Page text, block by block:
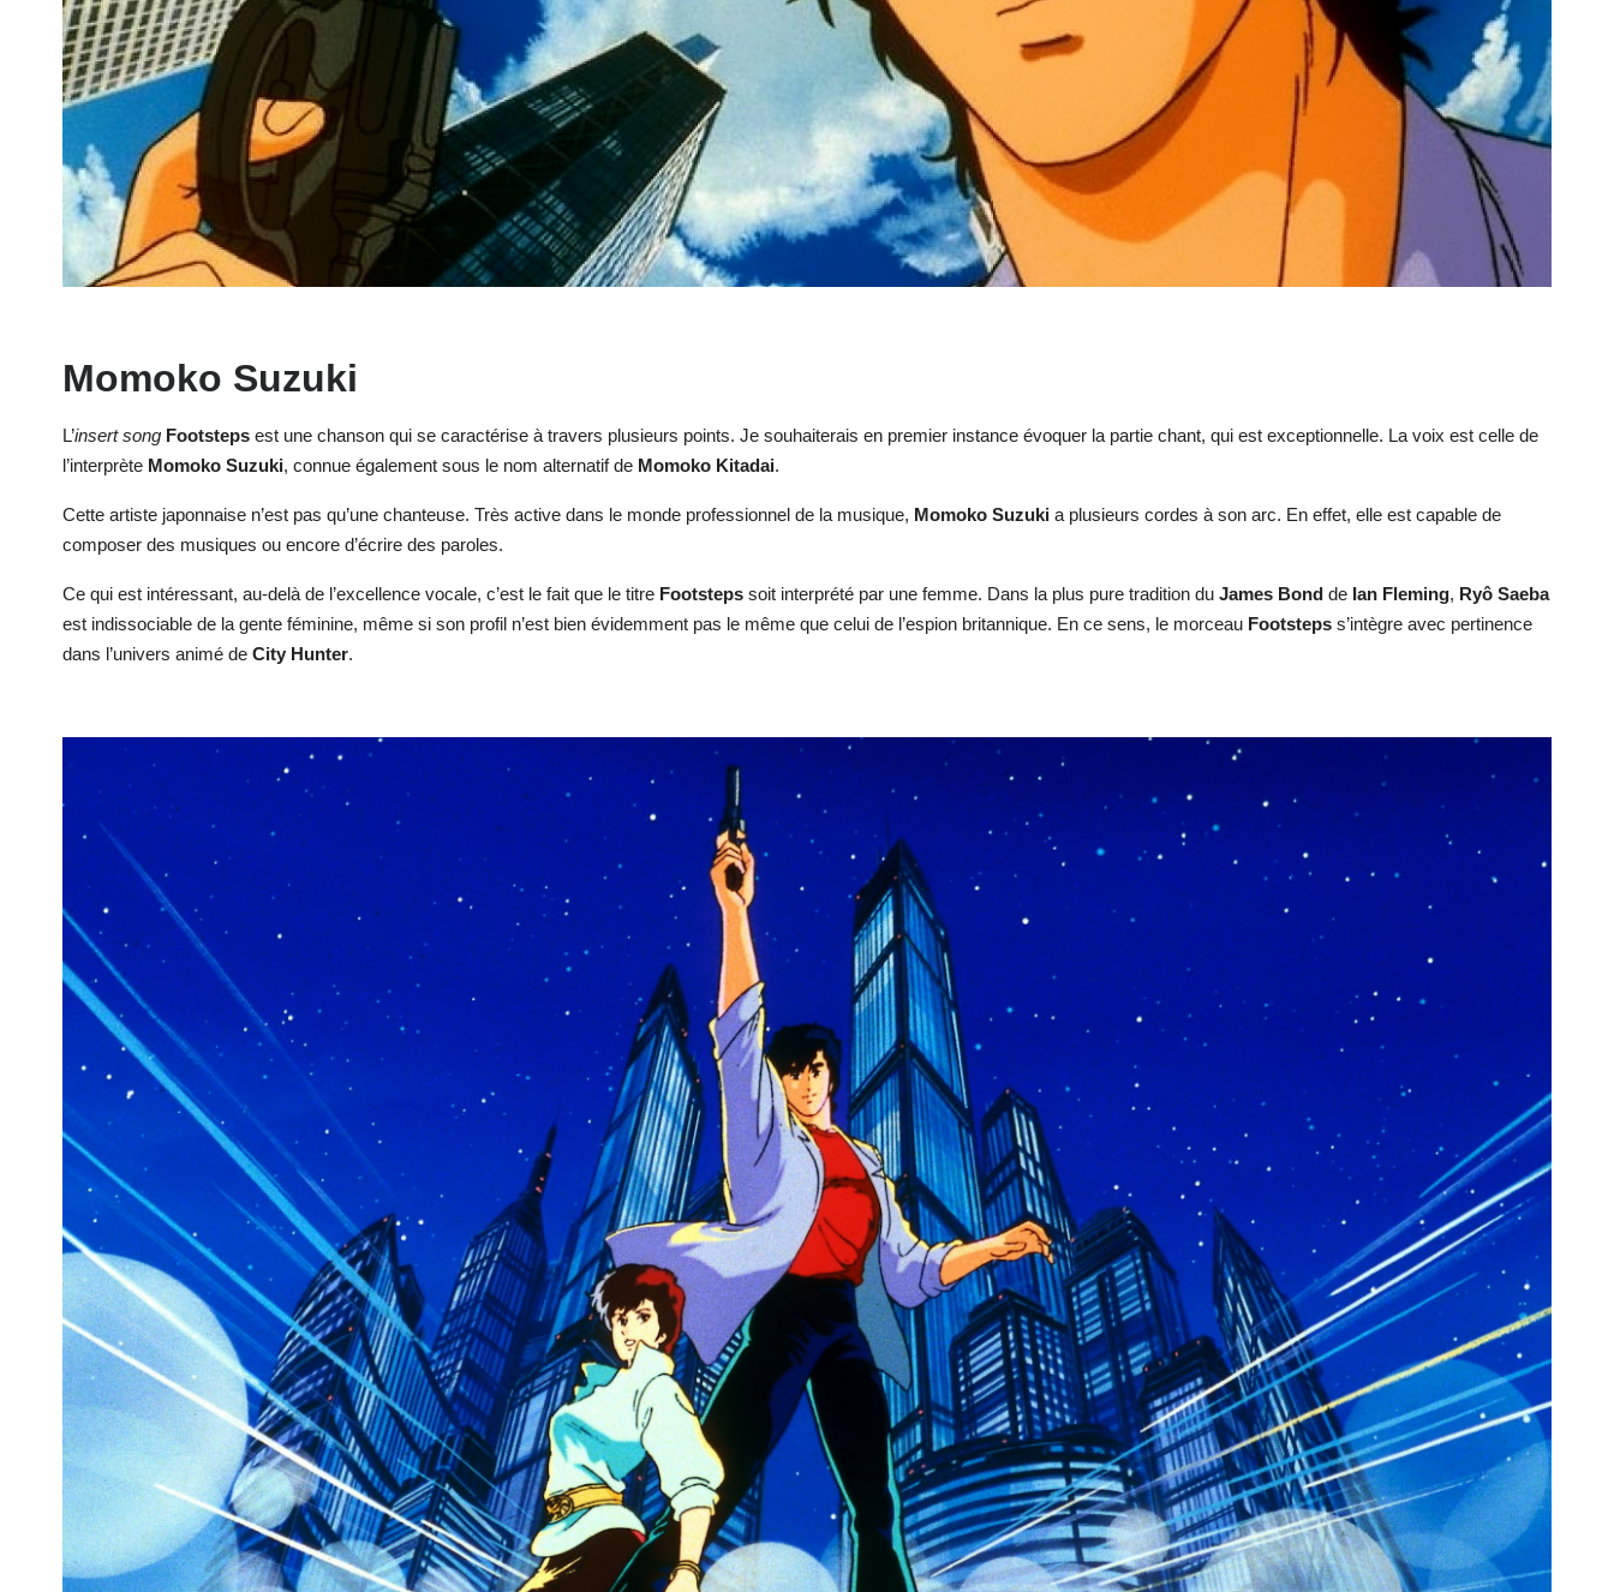
Momoko Suzuki
L’insert song Footsteps est une chanson qui se caractérise à travers plusieurs points. Je souhaiterais en premier instance évoquer la partie chant, qui est exceptionnelle. La voix est celle de
l’interprète Momoko Suzuki, connue également sous le nom alternatif de Momoko Kitadai.
Cette artiste japonnaise n’est pas qu’une chanteuse. Très active dans le monde professionnel de la musique, Momoko Suzuki a plusieurs cordes à son arc. En effet, elle est capable de
composer des musiques ou encore d’écrire des paroles.
Ce qui est intéressant, au-delà de l’excellence vocale, c’est le fait que le titre Footsteps soit interprété par une femme. Dans la plus pure tradition du James Bond de Ian Fleming, Ryô Saeba
est indissociable de la gente féminine, même si son profil n’est bien évidemment pas le même que celui de l’espion britannique. En ce sens, le morceau Footsteps s’intègre avec pertinence
dans l’univers animé de City Hunter.